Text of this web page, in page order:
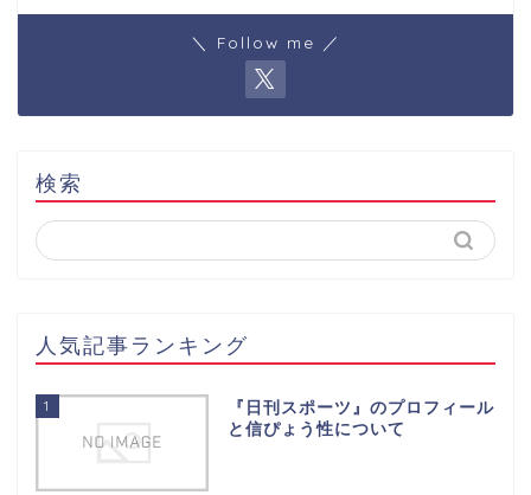
＼ Follow me ／
検索
人気記事ランキング
1
『日刊スポーツ』のプロフィール
と信ぴょう性について